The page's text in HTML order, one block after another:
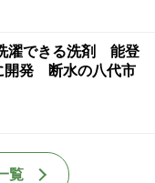
濯できる洗剤 能登
開発 断水の八代市
覧